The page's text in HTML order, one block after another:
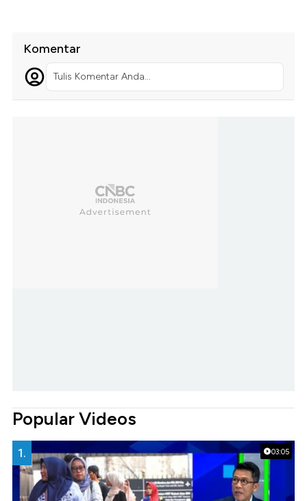
Komentar
Tulis Komentar Anda...
Popular Videos
03:05
1.